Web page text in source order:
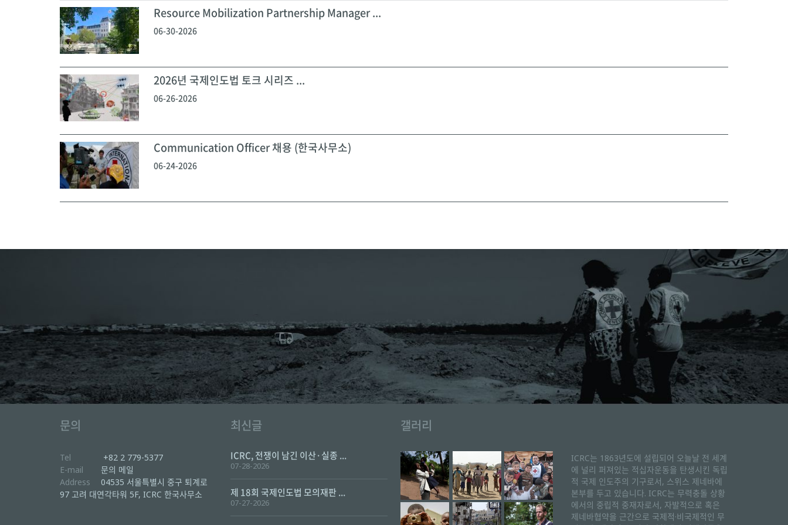
Resource Mobilization Partnership Manager ...
06-30-2026
2026년 국제인도법 토크 시리즈 ...
06-26-2026
Communication Officer 채용 (한국사무소)
06-24-2026
문의
Tel
+82 2 779-5377
E-mail
문의 메일
Address
04535 서울특별시 중구 퇴계로
97 고려 대연각타워 5F, ICRC 한국사무소
최신글
ICRC, 전쟁이 남긴 이산·실종 ...
07-28-2026
제 18회 국제인도법 모의재판 ...
07-27-2026
갤러리
ICRC는 1863년도에 설립되어 오늘날 전 세계
에 널리 퍼져있는 적십자운동을 탄생시킨 독립
적 국제 인도주의 기구로서, 스위스 제네바에
본부를 두고 있습니다. ICRC는 무력충돌 상황
에서의 중립적 중재자로서, 자발적으로 혹은
제네바협약을 근간으로 국제적·비국제적인 무